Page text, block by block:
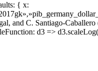
{ x:
and C. Santiago-
d3 =>